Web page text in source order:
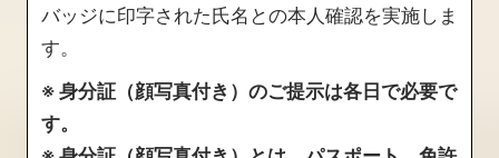
バッジに印字された氏名との本人確認を実施しま
す。
※ 身分証（顔写真付き）のご提示は各日で必要で
す。